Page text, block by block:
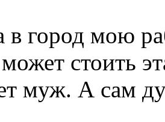
в город мою
стоить
муж. А сам